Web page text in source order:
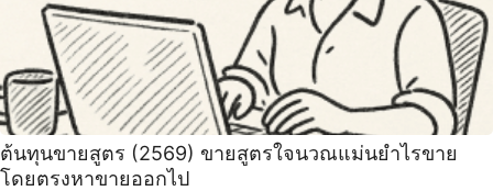
ต้นทุนขายสูตร (2569) ขายสูตรใจนวณแม่นยำไรขาย
โดยตรงหาขายออกไป